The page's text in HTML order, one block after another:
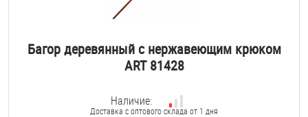
Багор деревянный с нержавеющим крюком
ART 81428
Наличие:
Доставка с оптового склада от 1 дня